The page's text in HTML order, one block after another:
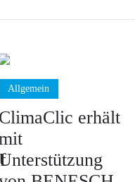
Allgemein
ClimaClic erhält